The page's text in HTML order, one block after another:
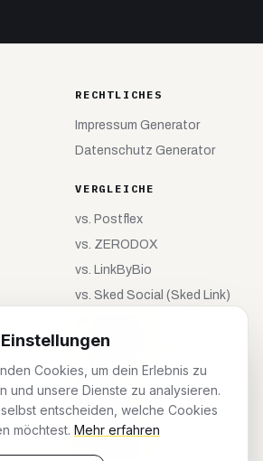
RECHTLICHES
Impressum Generator
Datenschutz Generator
VERGLEICHE
vs. Postflex
vs. ZERODOX
vs. LinkByBio
vs. Sked Social (Sked Link)
vs.meinebio.site
KONTO
Registrieren
Cookies, um dein Erlebnis zu
und unsere Dienste zu analysieren.
entscheiden, welche Cookies
möchtest. Mehr erfahren